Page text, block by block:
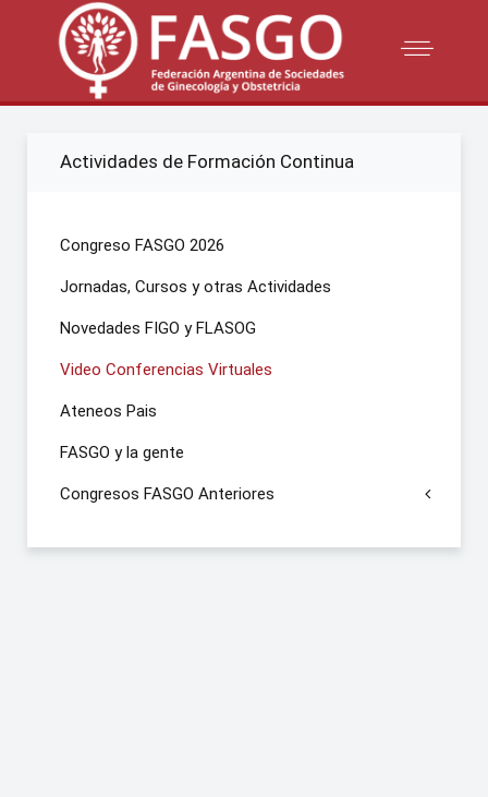
Actividades de Formación Continua
Congreso FASGO 2026
Jornadas, Cursos y otras Actividades
Novedades FIGO y FLASOG
Video Conferencias Virtuales
Ateneos Pais
FASGO y la gente
Congresos FASGO Anteriores